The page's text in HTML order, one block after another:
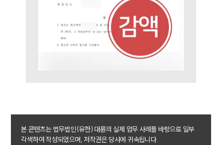
업무분야
업무
구성원 소개
이혼전문변호사
본 콘텐츠는 법무법인(유한) 대륜의 실제 업무 사례를 바탕으로 일부
각색하여 작성되었으며, 저작권은 당사에 귀속됩니다.